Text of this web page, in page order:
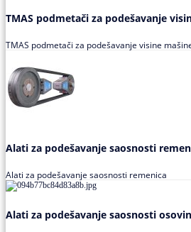
TMAS podmetači za podešavanje
TMAS podmetači za podešavanje visine
Alati za podešavanje saosnosti
Alati za podešavanje saosnosti remenica
Alati za podešavanje saosnosti